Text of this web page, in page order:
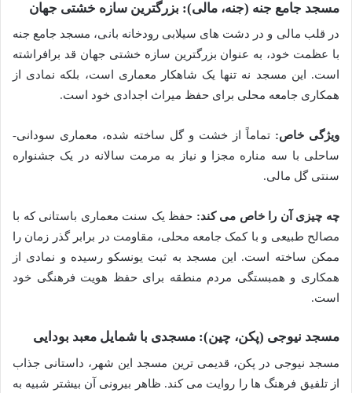
مسجد جامع جنه (جنه، مالی): بزرگترین سازه خشتی جهان
در قلب مالی و در دشت های سیلابی رودخانه بانی، مسجد جامع جنه
با عظمت خود، به عنوان بزرگترین سازه خشتی جهان قد برافراشته
است. این مسجد نه تنها یک شاهکار معماری است، بلکه نمادی از
همکاری جامعه محلی برای حفظ میراث اجدادی خود است.
ویژگی خاص: تماماً از خشت و گل ساخته شده، معماری سودانی-
ساحلی با سه مناره مجزا و نیاز به مرمت سالانه در یک جشنواره
سنتی گل مالی.
چه چیزی آن را خاص می کند: حفظ یک سنت معماری باستانی که با
مصالح طبیعی و با کمک جامعه محلی، مقاومت در برابر گذر زمان را
ممکن ساخته است. این مسجد به ثبت یونسکو رسیده و نمادی از
همکاری و همبستگی مردم منطقه برای حفظ هویت فرهنگی خود
است.
مسجد نیوجی (پکن، چین): مسجدی با شمایل معبد بودایی
مسجد نیوجی در پکن، قدیمی ترین مسجد این شهر، داستانی جذاب
از تلفیق فرهنگ ها را روایت می کند. ظاهر بیرونی آن بیشتر شبیه به